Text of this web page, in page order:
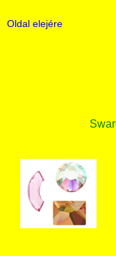
Oldal elejére